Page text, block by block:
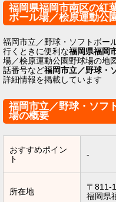
福岡県福岡市南区の紅
ボール場／桧原運動公
福岡市立／野球・ソフトボー
行くときに便利な福岡県福岡
場／桧原運動公園野球場の地
話番号など福岡市立／野球・
詳細情報を掲載しています
福岡市立／野球・ソフ
場の概要
おすすめポイン
ト
-
所在地
〒811-
福岡県